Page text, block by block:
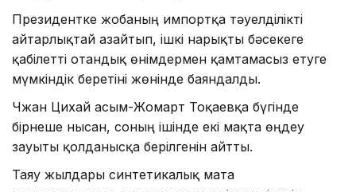
Президентке жобаның импортқа тәуелділікті
айтарлықтай азайтып, ішкі нарықты бәсекеге
қабілетті отандық өнімдермен қамтамасыз етуге
мүмкіндік беретіні жөнінде баяндалды.
Чжан Цихай Қасым-Жомарт Тоқаевқа бүгінде
бірнеше нысан, соның ішінде екі мақта өңдеу
зауыты қолданысқа берілгенін айтты.
Таяу жылдары синтетикалық мата